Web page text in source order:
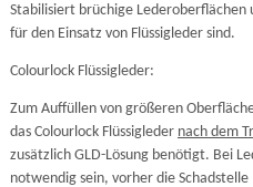
Stabilisiert brüchige Lederoberflächen
für den Einsatz von Flüssigleder sind.
Colourlock Flüssigleder:
Zum Auffüllen von größeren
das Colourlock Flüssigleder nach dem
zusätzlich GLD-Lösung benötigt. Bei
notwendig sein, vorher die